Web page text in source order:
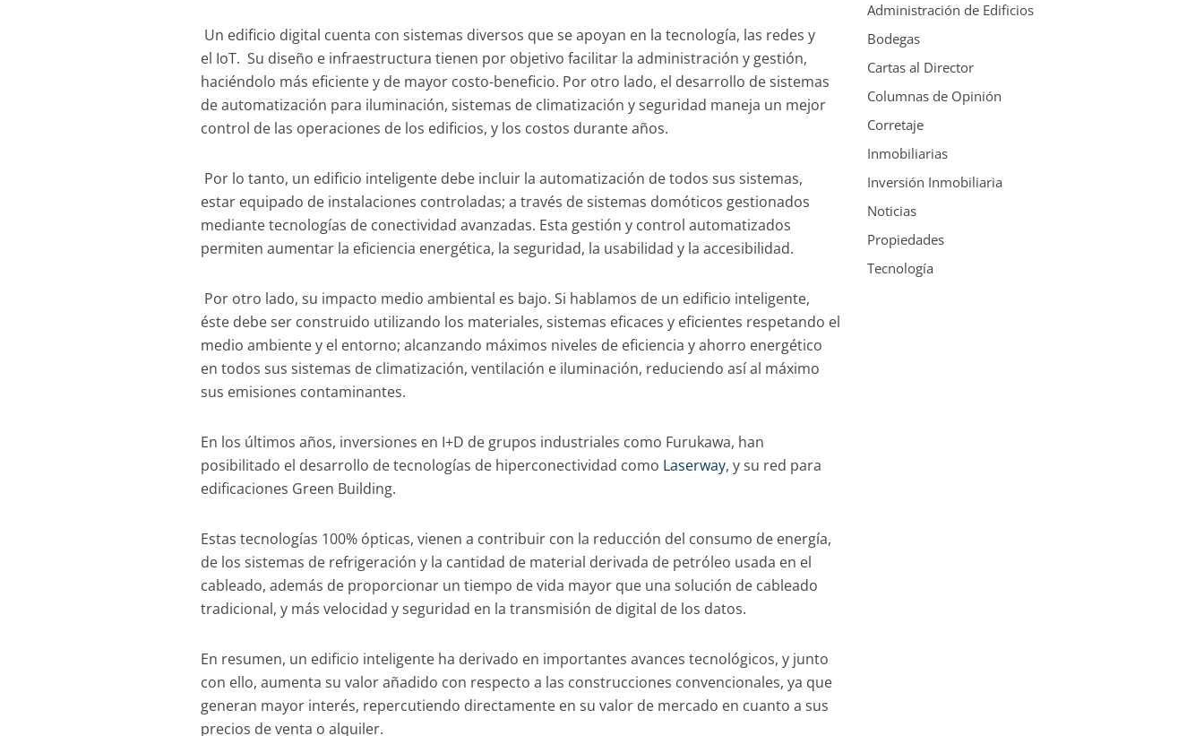
Un edificio digital cuenta con sistemas diversos que se apoyan en la tecnología, las redes y
el IoT. Su diseño e infraestructura tienen por objetivo facilitar la administración y gestión,
haciéndolo más eficiente y de mayor costo-beneficio. Por otro lado, el desarrollo de sistemas
de automatización para iluminación, sistemas de climatización y seguridad maneja un mejor
control de las operaciones de los edificios, y los costos durante años.
Por lo tanto, un edificio inteligente debe incluir la automatización de todos sus sistemas,
estar equipado de instalaciones controladas; a través de sistemas domóticos gestionados
mediante tecnologías de conectividad avanzadas. Esta gestión y control automatizados
permiten aumentar la eficiencia energética, la seguridad, la usabilidad y la accesibilidad.
Por otro lado, su impacto medio ambiental es bajo. Si hablamos de un edificio inteligente,
éste debe ser construido utilizando los materiales, sistemas eficaces y eficientes respetando el
medio ambiente y el entorno; alcanzando máximos niveles de eficiencia y ahorro energético
en todos sus sistemas de climatización, ventilación e iluminación, reduciendo así al máximo
sus emisiones contaminantes.
En los últimos años, inversiones en I+D de grupos industriales como Furukawa, han
posibilitado el desarrollo de tecnologías de hiperconectividad como Laserway, y su red para
edificaciones Green Building.
Estas tecnologías 100% ópticas, vienen a contribuir con la reducción del consumo de energía,
de los sistemas de refrigeración y la cantidad de material derivada de petróleo usada en el
cableado, además de proporcionar un tiempo de vida mayor que una solución de cableado
tradicional, y más velocidad y seguridad en la transmisión de digital de los datos.
En resumen, un edificio inteligente ha derivado en importantes avances tecnológicos, y junto
con ello, aumenta su valor añadido con respecto a las construcciones convencionales, ya que
generan mayor interés, repercutiendo directamente en su valor de mercado en cuanto a sus
precios de venta o alquiler.
Administración de Edificios
Bodegas
Cartas al Director
Columnas de Opinión
Corretaje
Inmobiliarias
Inversión Inmobiliaria
Noticias
Propiedades
Tecnología